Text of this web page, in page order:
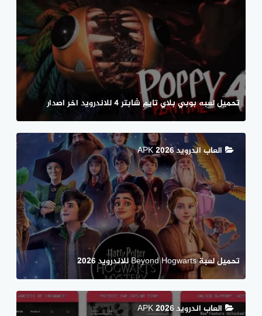
تحميل لعبه بوبي بلاي تايم شابتر 4 للاندرويد اخر اصدار
العاب اندرويد APK 2026
تحميل لعبة Beyond Hogwarts للاندرويد 2026
العاب اندرويد APK 2026